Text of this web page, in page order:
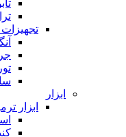
ابزار
ابزار